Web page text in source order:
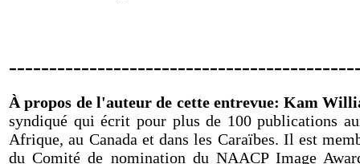
À propos de l'auteur de cette entrevue: Kam
syndiqué qui écrit pour plus de 100 publications
Afrique, au Canada et dans les Caraïbes. Il est
du Comité de nomination du NAACP Image